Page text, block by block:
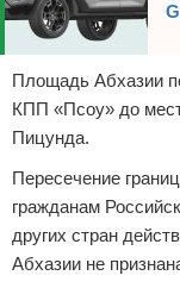
Площадь Абхазии
КПП «Псоу» до
Пицунда.
Пересечение
гражданам
других стран
Абхазии не